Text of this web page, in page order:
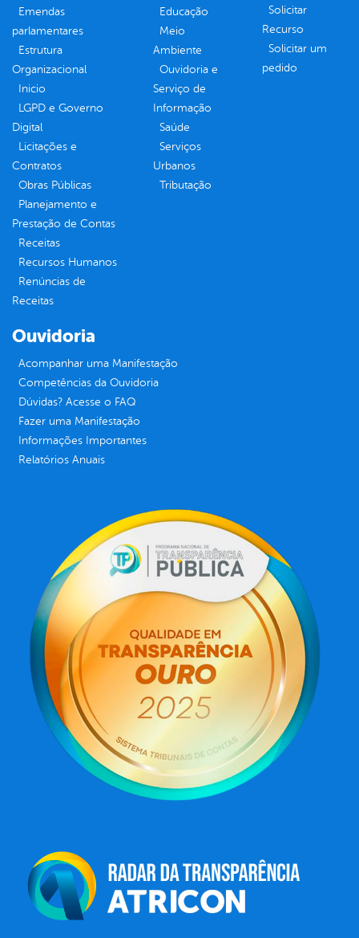
Emendas
parlamentares
Estrutura
Organizacional
Inicio
LGPD e Governo
Digital
Licitações e
Contratos
Obras Públicas
Planejamento e
Prestação de Contas
Receitas
Recursos Humanos
Renúncias de
Receitas
Educação
Meio
Ambiente
Ouvidoria e
Serviço de
Informação
Saúde
Serviços
Urbanos
Tributação
Solicitar
Recurso
Solicitar um
pedido
Ouvidoria
Acompanhar uma Manifestação
Competências da Ouvidoria
Dúvidas? Acesse o FAQ
Fazer uma Manifestação
Informações Importantes
Relatórios Anuais